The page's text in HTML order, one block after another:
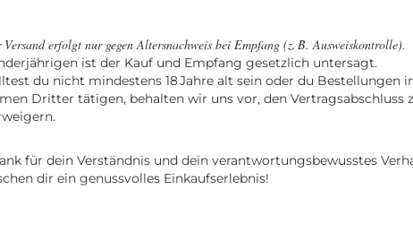
Versand erfolgt nur gegen Altersnachweis bei Empfang (z. B. Ausweiskontrolle).
ist der Kauf und Empfang gesetzlich untersagt.
du nicht mindestens 18 Jahre alt sein oder du Bestellungen
Dritter tätigen, behalten wir uns vor, den Vertragsabschluss
für dein Verständnis und dein verantwortungsbewusstes
dir ein genussvolles Einkaufserlebnis!
Passwort vergessen?
Stück: